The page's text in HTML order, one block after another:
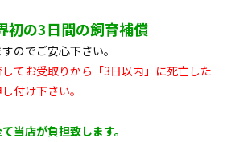
の3日間の飼育補償
のでご安心下さい。
てお受取りから「3日以内」に死亡した
付け下さい。
当店が負担致します。